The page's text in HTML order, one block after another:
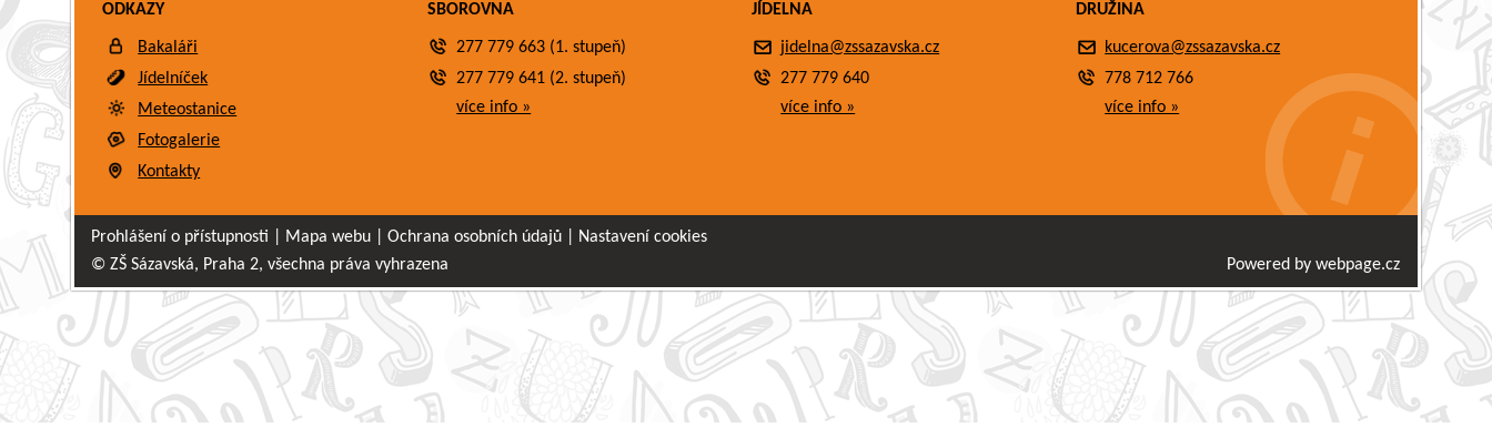
ODKAZY
Bakaláři
Jídelníček
Meteostanice
Fotogalerie
Kontakty
SBOROVNA
277 779 663 (1. stupeň)
277 779 641 (2. stupeň)
více info »
JÍDELNA
jidelna@zssazavska.cz
277 779 640
více info »
DRUŽINA
kucerova@zssazavska.cz
778 712 766
více info »
Prohlášení o přístupnosti Mapa webu |Ochrana osobních údajů
Nastavení cookies
© ZŠ Sázavská, Praha 2, všechna práva vyhrazena
Powered by webpage.cz